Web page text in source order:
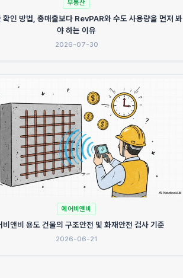
부동산
확인 방법, 총매출보다 RevPAR와 수도 사용량을 먼저 봐
야 하는 이유
2026-07-30
에어비앤비
비앤비 용도 건물의 구조안전 및 화재안전 검사 기준
2026-06-21